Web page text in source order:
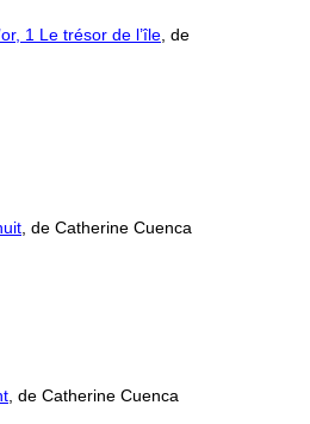
1 Le trésor de l’île , de
, de Catherine Cuenca
, de Catherine Cuenca